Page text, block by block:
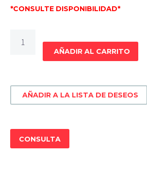
*CONSULTE DISPONIBILIDAD*
CON
FREEZERS
RJ
INV
D
cantidad
AÑADIR AL CARRITO
AÑADIR A LA LISTA DE DESEOS
CONSULTA